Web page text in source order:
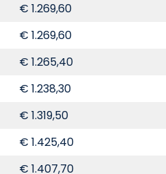
€ 1.269,60
€ 1.269,60
€ 1.265,40
€ 1.238,30
€ 1.319,50
€ 1.425,40
€ 1.407,70